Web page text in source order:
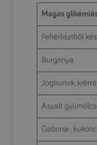
Magas
Fehérlisztből
Burgonya
Joghurtok,
Aszalt
Gabona-,